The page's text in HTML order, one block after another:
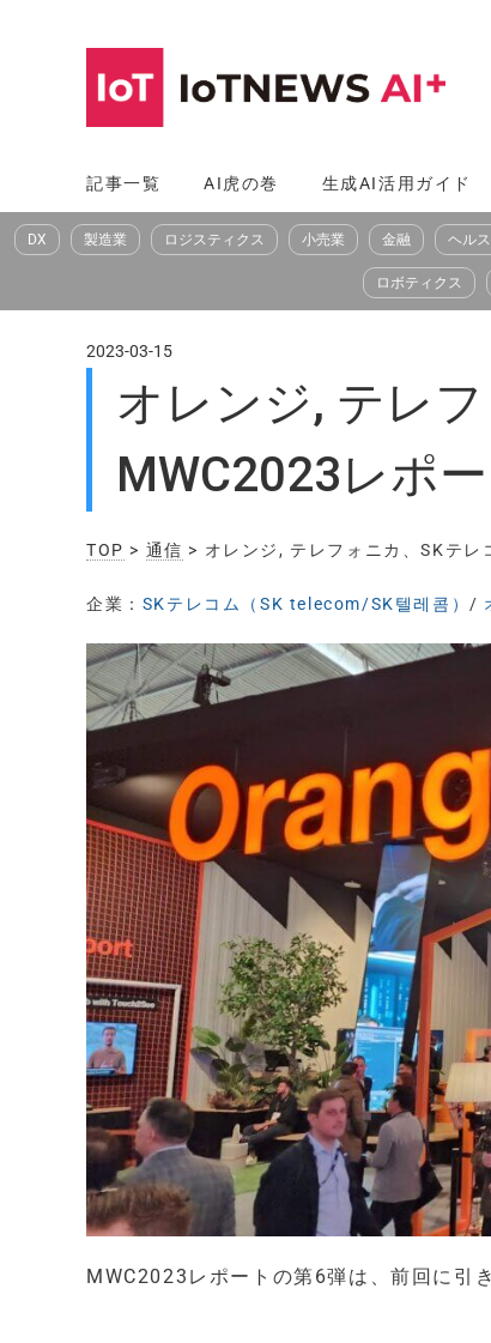
へ
ス
記事一覧 AI虎の巻 生成AI活用ガイド
DX 製造業 ロジスティクス 小売業 金融 ヘル
ロボティクス
2023-03-15
オレンジ, テレ
MWC2023レポ
TOP > 通信 > オレンジ, テレフォニカ、SKテ
企業： SKテレコム（SK telecom/SK텔레콤） /
MWC2023レポートの第6弾は、前回に引